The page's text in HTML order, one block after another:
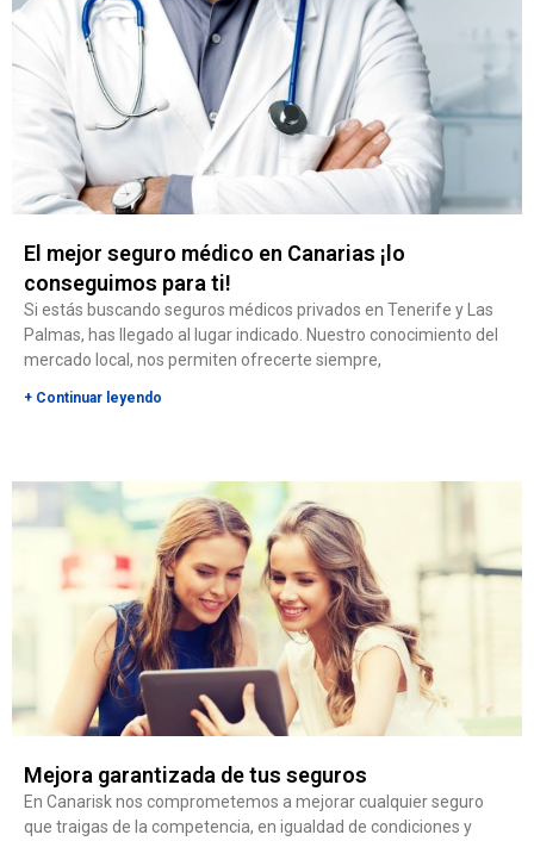
El mejor seguro médico en Canarias ¡lo
conseguimos para ti!
Si estás buscando seguros médicos privados en Tenerife y Las
Palmas, has llegado al lugar indicado. Nuestro conocimiento del
mercado local, nos permiten ofrecerte siempre,
+ Continuar leyendo
Mejora garantizada de tus seguros
En Canarisk nos comprometemos a mejorar cualquier seguro
que traigas de la competencia, en igualdad de condiciones y